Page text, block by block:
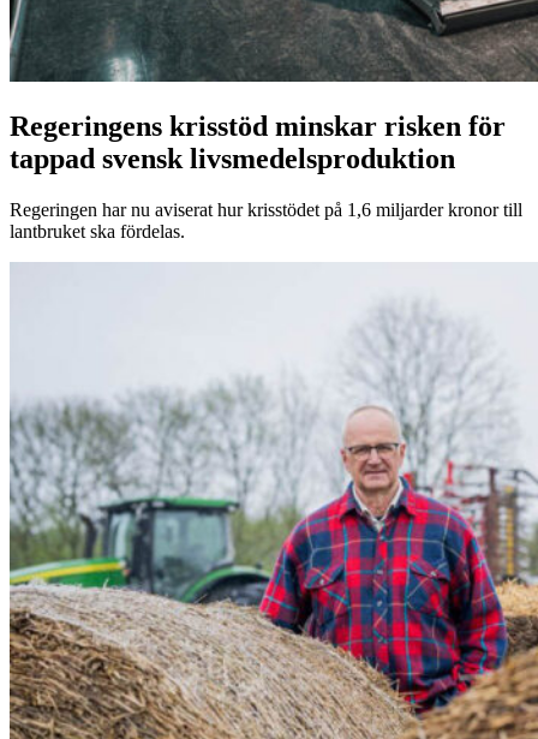
Regeringens krisstöd minskar risken för
tappad svensk livsmedelsproduktion
Regeringen har nu aviserat hur krisstödet på 1,6 miljarder kronor till
lantbruket ska fördelas.